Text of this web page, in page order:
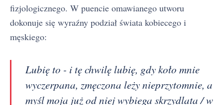
fizjologicznego. W puencie omawianego utworu
dokonuje się wyraźny podział świata kobiecego i
męskiego:
Lubię to - i tę chwilę lubię, gdy koło mnie
wyczerpana, zmęczona leży nieprzytomnie, a
myśl moja już od niej wybiega skrzydlata / w